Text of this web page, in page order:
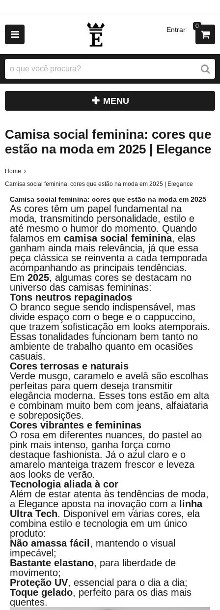
Entrar 0
MENU
Camisa social feminina: cores que
estão na moda em 2025 | Elegance
Home
Camisa social feminina: cores que estão na moda em 2025 | Elegance
Camisa social feminina: cores que estão na moda em 2025
As cores têm um papel fundamental na
moda, transmitindo personalidade, estilo e
até mesmo o humor do momento. Quando
falamos em camisa social feminina, elas
ganham ainda mais relevância, já que essa
peça clássica se reinventa a cada temporada
acompanhando as principais tendências.
Em 2025, algumas cores se destacam no
universo das camisas femininas:
Tons neutros repaginados
O branco segue sendo indispensável, mas
divide espaço com o bege e o cappuccino,
que trazem sofisticação em looks atemporais.
Essas tonalidades funcionam bem tanto no
ambiente de trabalho quanto em ocasiões
casuais.
Cores terrosas e naturais
Verde musgo, caramelo e avelã são escolhas
perfeitas para quem deseja transmitir
elegância moderna. Esses tons estão em alta
e combinam muito bem com jeans, alfaiataria
e sobreposições.
Cores vibrantes e femininas
O rosa em diferentes nuances, do pastel ao
pink mais intenso, ganha força como
destaque fashionista. Já o azul claro e o
amarelo manteiga trazem frescor e leveza
aos looks de verão.
Tecnologia aliada à cor
Além de estar atenta às tendências de moda,
a Elegance aposta na inovação com a linha
Ultra Tech. Disponível em várias cores, ela
combina estilo e tecnologia em um único
produto:
Não amassa fácil, mantendo o visual
impecável;
Bastante elastano, para liberdade de
movimento;
Proteção UV, essencial para o dia a dia;
Toque gelado, perfeito para os dias mais
quentes.